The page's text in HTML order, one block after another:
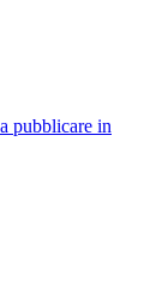
pubblicare in